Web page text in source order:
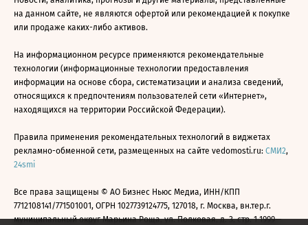
на данном сайте, не являются офертой или рекомендацией к покупке
или продаже каких-либо активов.
На информационном ресурсе применяются рекомендательные
технологии (информационные технологии предоставления
информации на основе сбора, систематизации и анализа сведений,
относящихся к предпочтениям пользователей сети «Интернет»,
находящихся на территории Российской Федерации).
Правила применения рекомендательных технологий в виджетах
рекламно-обменной сети, размещенных на сайте vedomosti.ru: СМИ2,
24smi
Все права защищены © АО Бизнес Ньюс Медиа, ИНН/КПП
7712108141/771501001, ОГРН 1027739124775, 127018, г. Москва, вн.тер.г.
муниципальный округ Марьина Роща, ул. Полковая, д. 3, стр. 1 1999—